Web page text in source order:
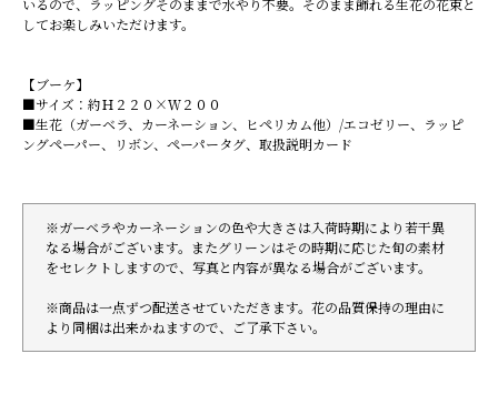
してお楽しみいただけます。
【ブーケ】
■サイズ：約Ｈ２２０×Ｗ２００
■生花（ガーベラ、カーネーション、ヒペリカム他）/エコゼリー、ラッピ
ングペーパー、リボン、ペーパータグ、取扱説明カード
※ガーベラやカーネーションの色や大きさは入荷時期により若干異
なる場合がございます。またグリーンはその時期に応じた旬の素材
をセレクトしますので、写真と内容が異なる場合がございます。
※商品は一点ずつ配送させていただきます。花の品質保持の理由に
より同梱は出来かねますので、ご了承下さい。